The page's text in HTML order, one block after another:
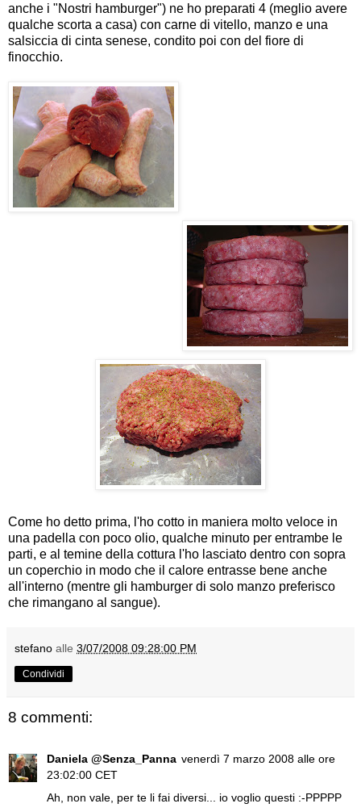
anche i "Nostri hamburger") ne ho preparati 4 (meglio avere
qualche scorta a casa) con carne di vitello, manzo e una
salsiccia di cinta senese, condito poi con del fiore di
finocchio.
Come ho detto prima, l'ho cotto in maniera molto veloce in
una padella con poco olio, qualche minuto per entrambe le
parti, e al temine della cottura l'ho lasciato dentro con sopra
un coperchio in modo che il calore entrasse bene anche
all'interno (mentre gli hamburger di solo manzo preferisco
che rimangano al sangue).
stefano alle 3/07/2008 09:28:00 PM
Condividi
8 commenti:
Daniela @Senza_Panna venerdì 7 marzo 2008 alle ore
23:02:00 CET
Ah, non vale, per te li fai diversi... io voglio questi :-PPPPP